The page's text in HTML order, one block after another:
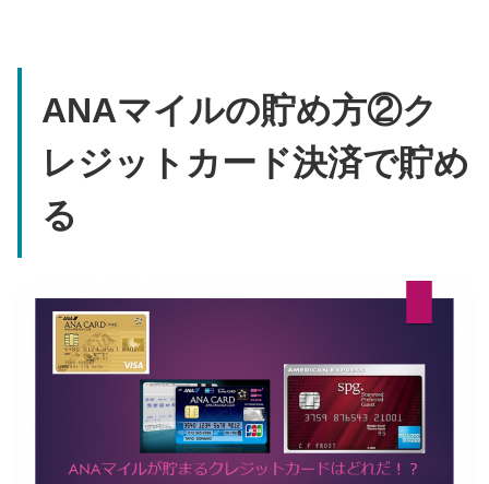
ANAマイルの貯め方②ク
レジットカード決済で貯め
る